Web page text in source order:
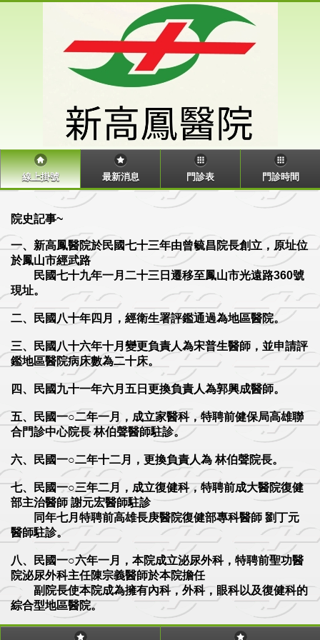
線上掛號 最新消息 門診表 門診時間
院史記事~
一、新高鳳醫院於民國七十三年由曾毓昌院長創立，原址位
於鳳山市經武路
民國七十九年一月二十三日遷移至鳳山市光遠路360號
現址。
二、民國八十年四月，經衛生署評鑑通過為地區醫院。
三、民國八十六年十月變更負責人為宋普生醫師，並申請評
鑑地區醫院病床數為二十床。
四、民國九十一年六月五日更換負責人為郭興成醫師。
五、民國一○二年一月，成立家醫科，特聘前健保局高雄聯
合門診中心院長 林伯聲醫師駐診。
六、民國一○二年十二月，更換負責人為 林伯聲院長。
七、民國一○三年二月，成立復健科，特聘前成大醫院復健
部主治醫師 謝元宏醫師駐診
同年七月特聘前高雄長庚醫院復健部專科醫師 劉丁元
醫師駐診。
八、民國一○六年一月，本院成立泌尿外科，特聘前聖功醫
院泌尿外科主任陳宗義醫師於本院擔任
副院長使本院成為擁有內科，外科，眼科以及復健科的
綜合型地區醫院。